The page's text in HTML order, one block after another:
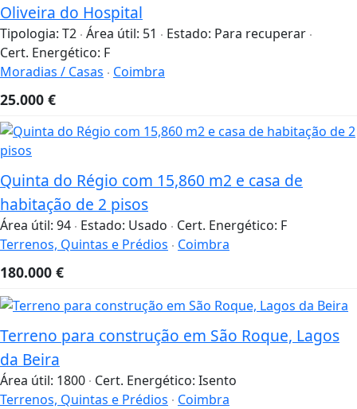
Oliveira do Hospital
Tipologia: T2 Área útil: 51 Estado: Para recuperar
Cert. Energético: F
Moradias / Casas
Coimbra
25.000 €
Quinta do Régio com 15,860 m2 e casa de
habitação de 2 pisos
Área útil: 94 Estado: Usado Cert. Energético: F
Terrenos, Quintas e Prédios
Coimbra
180.000 €
Terreno para construção em São Roque, Lagos
da Beira
Área útil: 1800 Cert. Energético: Isento
Terrenos, Quintas e Prédios
Coimbra